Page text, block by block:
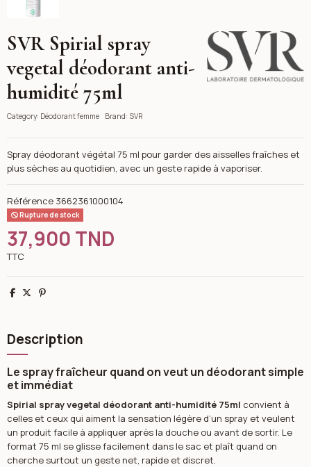
SVR
SVR Spirial spray
vegetal déodorant anti-
humidité 75ml
Category: Déodorant femme Brand: SVR
Spray déodorant végétal 75 ml pour garder des aisselles fraîches et
plus sèches au quotidien, avec un geste rapide à vaporiser.
Référence 3662361000104
Rupture de stock
37,900 TND
TTC
Partager
TweetPinterest
Description
Le spray fraîcheur quand on veut un déodorant simple
et immédiat
Spirial spray vegetal déodorant anti-humidité 75ml convient à
celles et ceux qui aiment la sensation légère d’un spray et veulent
un produit facile à appliquer après la douche ou avant de sortir. Le
format 75 ml se glisse facilement dans le sac et plaît quand on
cherche surtout un geste net, rapide et discret.